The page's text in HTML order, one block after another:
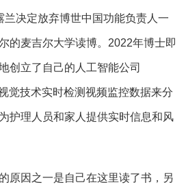
决定放弃博世中国功能负责人一
的麦吉尔大学读博。2022年博士即
创立了自己的人工智能公司
觉技术实时检测视频监控数据来分
护理人员和家人提供实时信息和风
原因之一是自己在这里读了书，另